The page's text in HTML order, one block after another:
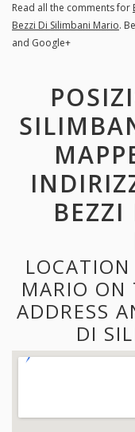
Read all the comments for
Bezzi Di Silimbani Mario.
and Google+
MARIO ON
ADDRESS
DI